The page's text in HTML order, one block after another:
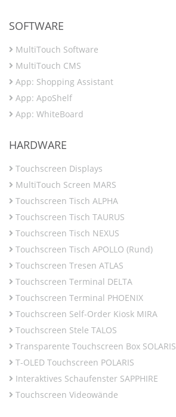
SOFTWARE
MultiTouch Software
MultiTouch CMS
App: Shopping Assistant
App: ApoShelf
App: WhiteBoard
HARDWARE
Touchscreen Displays
MultiTouch Screen MARS
Touchscreen Tisch ALPHA
Touchscreen Tisch TAURUS
Touchscreen Tisch NEXUS
Touchscreen Tisch APOLLO (Rund)
Touchscreen Tresen ATLAS
Touchscreen Terminal DELTA
Touchscreen Terminal PHOENIX
Touchscreen Self-Order Kiosk MIRA
Touchscreen Stele TALOS
Transparente Touchscreen Box SOLARIS
T-OLED Touchscreen POLARIS
Interaktives Schaufenster SAPPHIRE
Touchscreen Videowände